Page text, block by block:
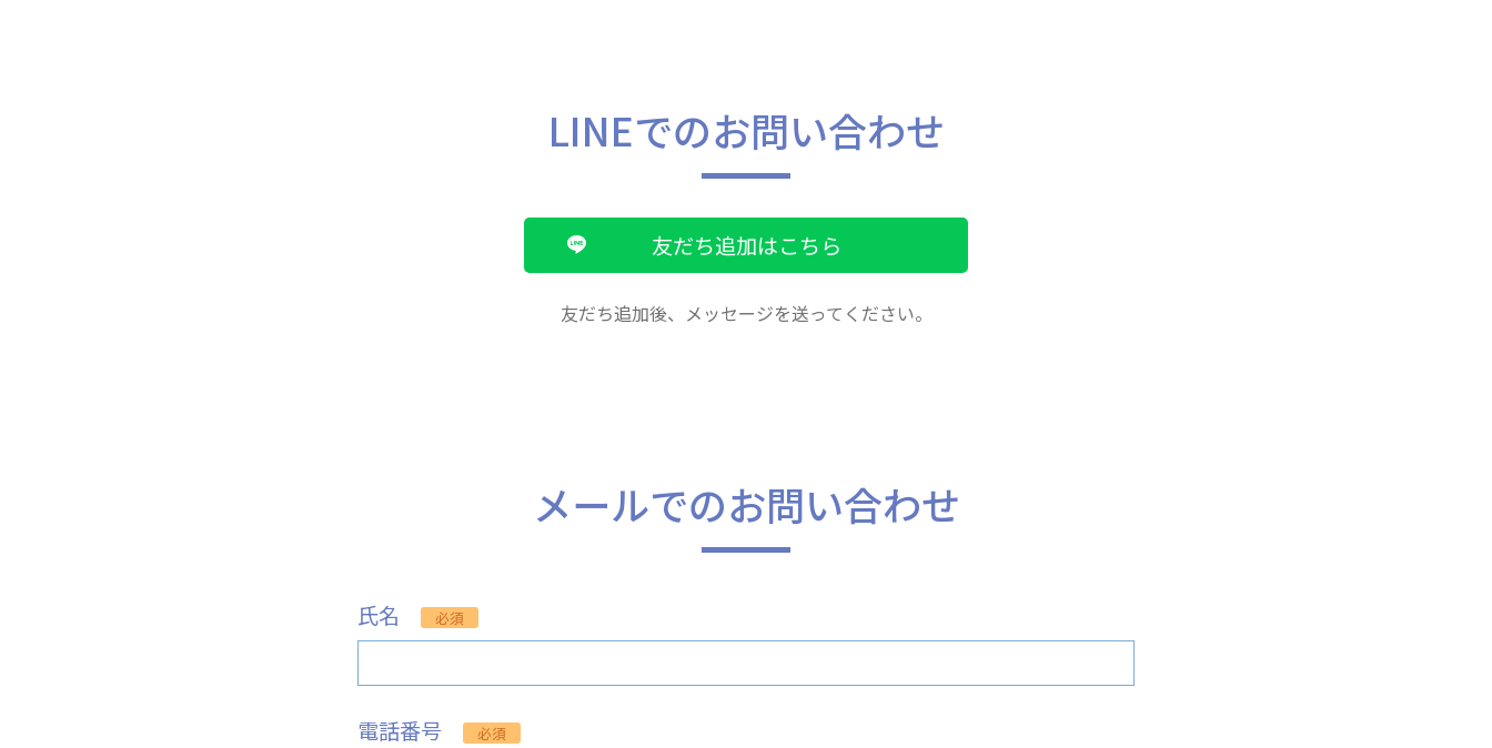
LINEでのお問い合わせ
友だち追加はこちら
友だち追加後、メッセージを送ってください。
メールでのお問い合わせ
氏名 必須
電話番号 必須